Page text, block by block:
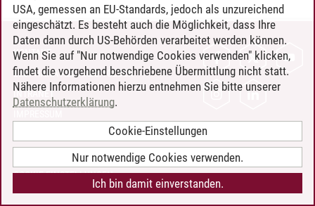
KONTAKT
LEUPHANA ALS ARBEITGEBER
INTRANET
BARRIEREFREIHEIT
COOKIE-EINSTELLUNGEN
USA, gemessen an EU-Standards, jedoch als unzureichend
eingeschätzt. Es besteht auch die Möglichkeit, dass Ihre
Daten dann durch US-Behörden verarbeitet werden können.
Wenn Sie auf "Nur notwendige Cookies verwenden" klicken,
findet die vorgehend beschriebene Übermittlung nicht statt.
Nähere Informationen hierzu entnehmen Sie bitte unserer
Datenschutzerklärung.
Cookie-Einstellungen
Nur notwendige Cookies verwenden.
Ich bin damit einverstanden.